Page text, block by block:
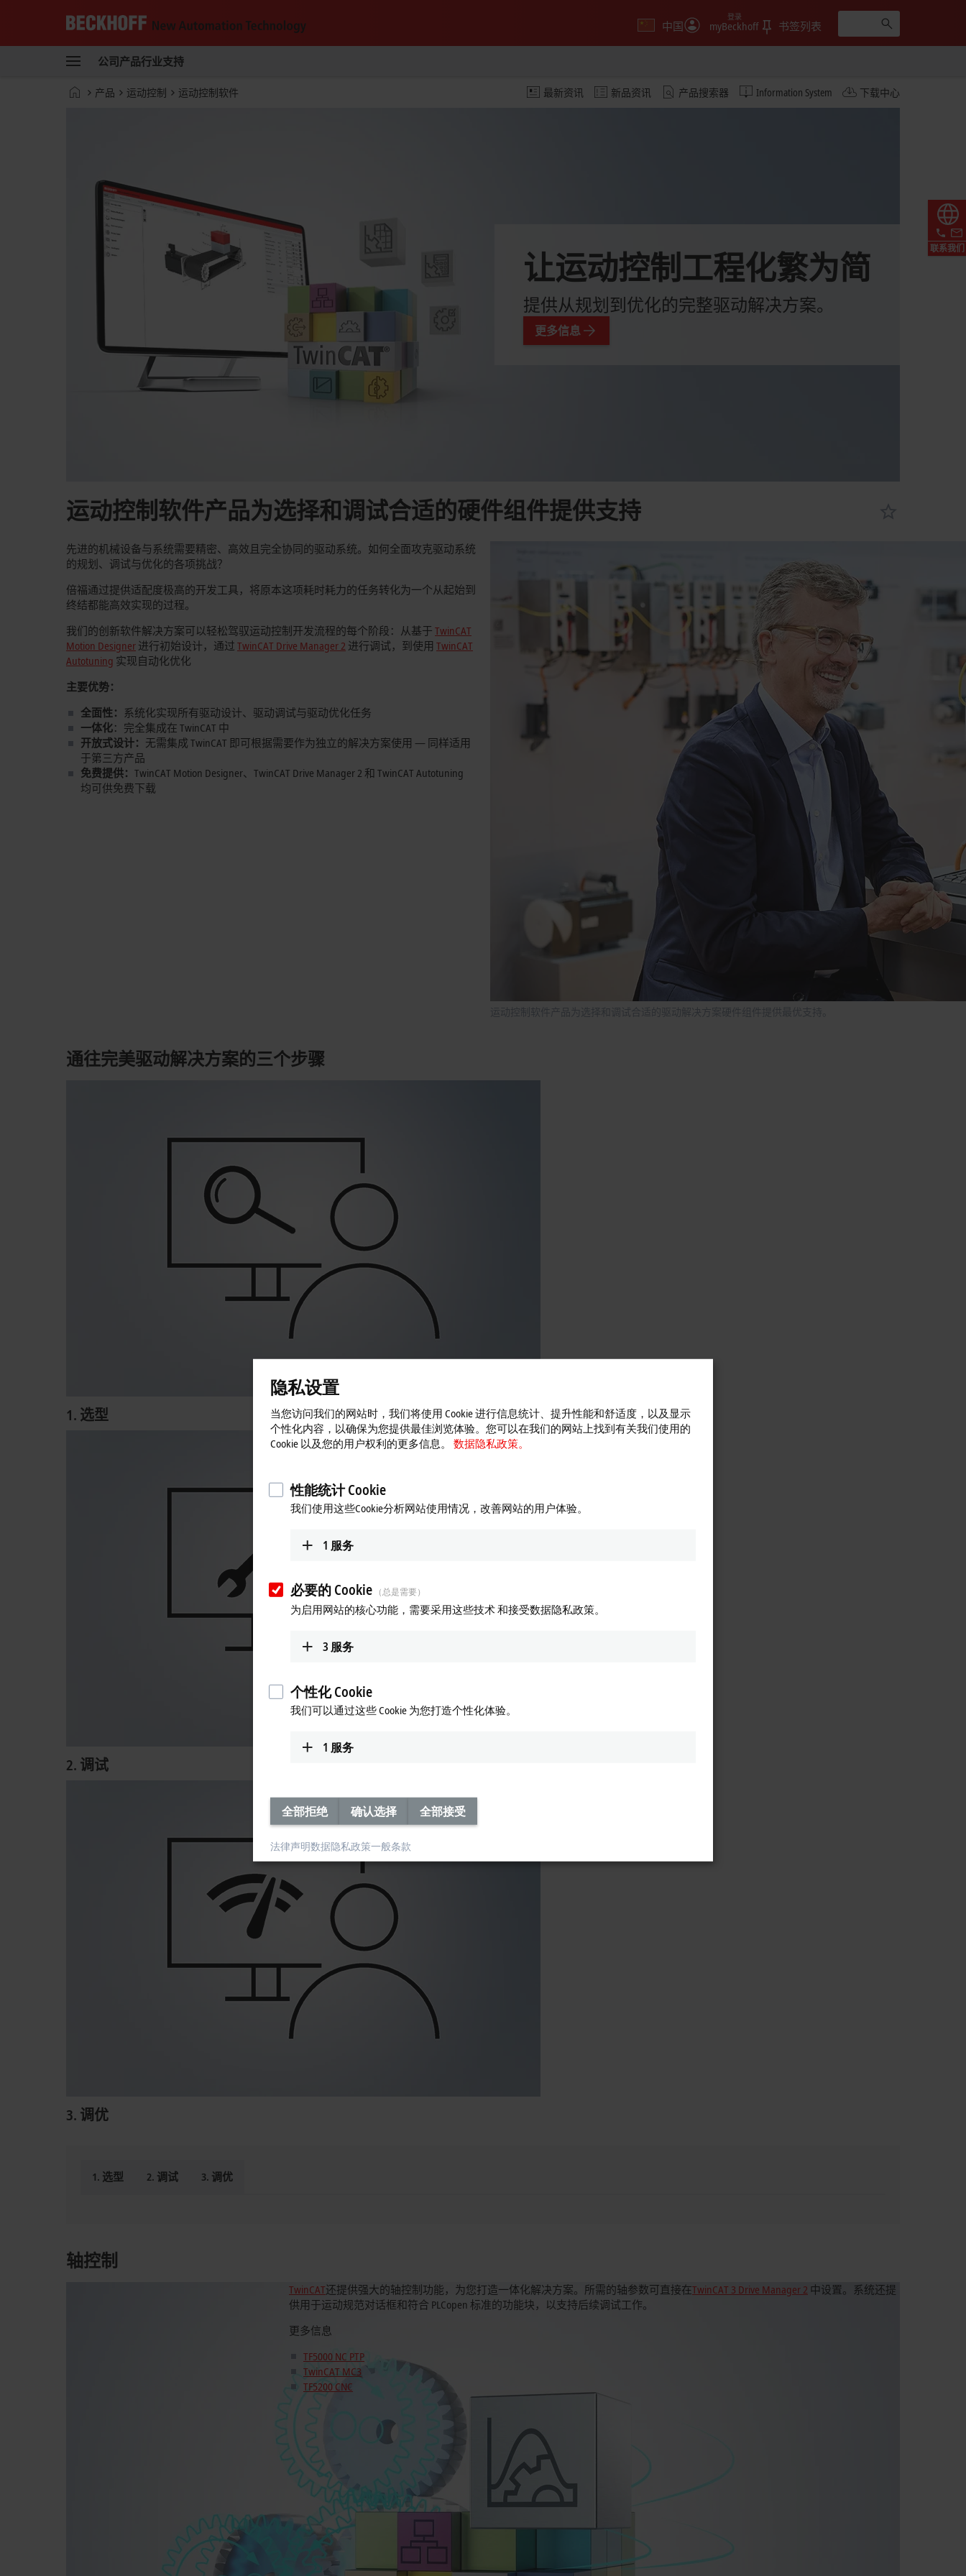
自
化
中国 myBeckhoff
登录
书签列表
公司产品行业支持
最新资讯 新品资讯 产品搜索器 Information System 下载中心
Start
产品 运动控制 运动控制软件
联系我们
让运动控制工程化繁为简
提供从规划到优化的完整驱动解决方案。
更多信息
运动控制软件产品为选择和调试合适的硬件组件提供支持
先进的机械设备与系统需要精密、高效且完全协同的驱动系统。如何全面攻克驱动系统
的规划、调试与优化的各项挑战？
倍福通过提供适配度极高的开发工具，将原本这项耗时耗力的任务转化为一个从起始到
终结都能高效实现的过程。
我们的创新软件解决方案可以轻松驾驭运动控制开发流程的每个阶段：从基于 TwinCAT
Motion Designer 进行初始设计，通过 TwinCAT Drive Manager 2 进行调试，到使用 TwinCAT
Autotuning 实现自动化优化
主要优势：
全面性： 系统化实现所有驱动设计、驱动调试与驱动优化任务
一体化：完全集成在 TwinCAT 中
开放式设计： 无需集成 TwinCAT 即可根据需要作为独立的解决方案使用 — 同样适用
于第三方产品
免费提供： TwinCAT Motion Designer、 TwinCAT Drive Manager 2 和 TwinCAT Autotuning
均可供免费下载
通往完美驱动解决方案的三个步骤
1. 选型
2. 调试
3. 调优
1. 选型 2. 调试 3. 调优
轴控制
TwinCAT还提供强大的轴控制功能，为您打造一体化解决方案。所需的轴参数可直接在TwinCAT 3 Drive Manager 2 中设置。系统还提
供用于运动规范对话框和符合 PLCopen 标准的功能块，以支持后续调试工作。
更多信息
TF5000 NC PTP
TwinCAT MC3
TF5200 CNC
隐私设置
当您访问我们的网站时，我们将使用 Cookie 进行信息统计、提升性能和舒适度，以及显示
个性化内容，以确保为您提供最佳浏览体验。您可以在我们的网站上找到有关我们使用的
Cookie 以及您的用户权利的更多信息。
数据隐私政策。
性能统计 Cookie
我们使用这些Cookie分析网站使用情况，改善网站的用户体验。
1 服务
必要的 Cookie （总是需要）
为启用网站的核心功能，需要采用这些技术 和接受数据隐私政策。
3 服务
个性化 Cookie
我们可以通过这些 Cookie 为您打造个性化体验。
1 服务
全部拒绝 确认选择 全部接受
法律声明数据隐私政策一般条款